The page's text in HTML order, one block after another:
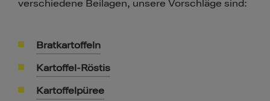
verschiedene Beilagen, unsere Vorschläge sind:
Bratkartoffeln
Kartoffel-Röstis
Kartoffelpüree